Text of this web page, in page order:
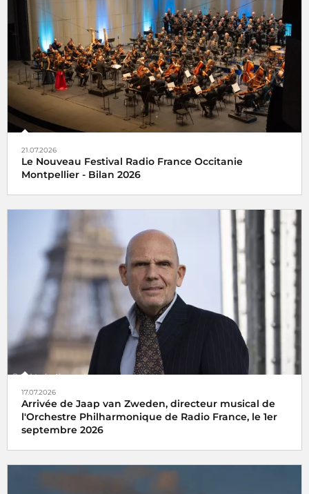
21.07.2026
Le Nouveau Festival Radio France Occitanie
Montpellier - Bilan 2026
17.07.2026
Arrivée de Jaap van Zweden, directeur musical de
l'Orchestre Philharmonique de Radio France, le 1er
septembre 2026